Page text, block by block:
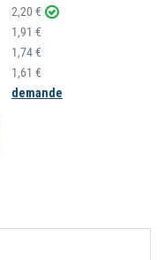
2,20 €
1,91 €
1,74 €
1,61 €
demande